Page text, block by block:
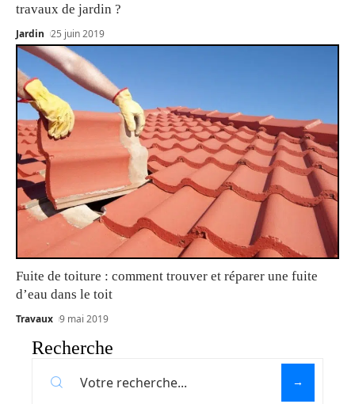
travaux de jardin ?
Jardin 25 juin 2019
Fuite de toiture : comment trouver et réparer une fuite
d’eau dans le toit
Travaux 9 mai 2019
Recherche